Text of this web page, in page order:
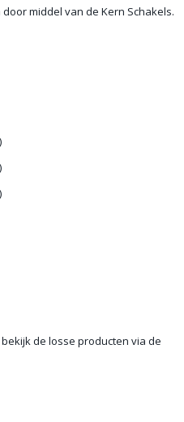
middel van de Kern Schakels.
de losse producten via de